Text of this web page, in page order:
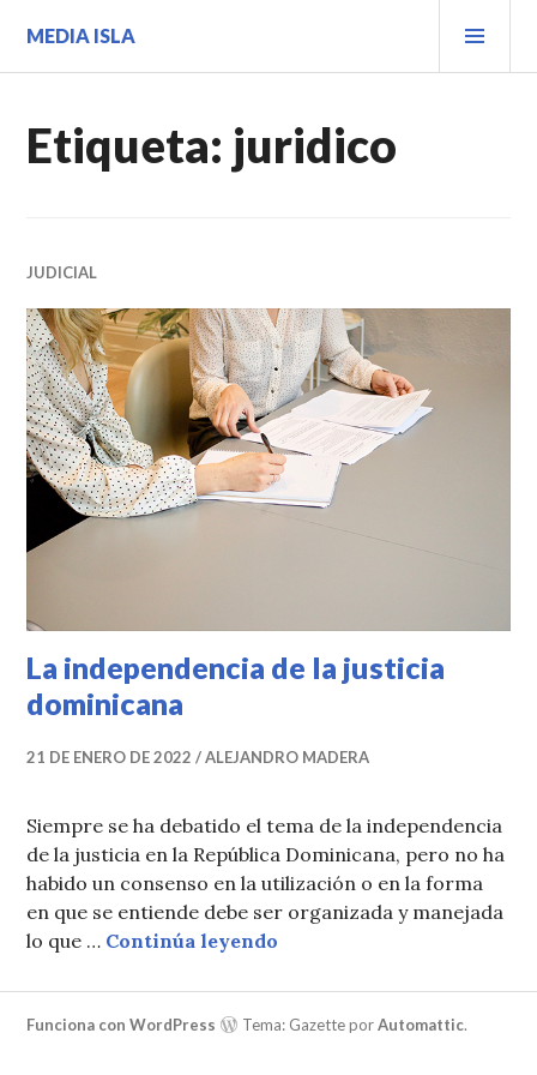
contenido.
MEDIA ISLA
Etiqueta: juridico
JUDICIAL
La independencia de la justicia
dominicana
21 DE ENERO DE 2022 ALEJANDRO MADERA
Siempre se ha debatido el tema de la independencia
de la justicia en la República Dominicana, pero no ha
habido un consenso en la utilización o en la forma
en que se entiende debe ser organizada y manejada
lo que … Continúa leyendo
Funciona con WordPress Tema: Gazette porAutomattic.